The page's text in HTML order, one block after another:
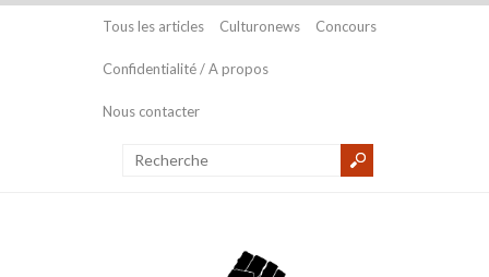
Tous les articles Culturonews Concours
Confidentialité / A propos
Nous contacter